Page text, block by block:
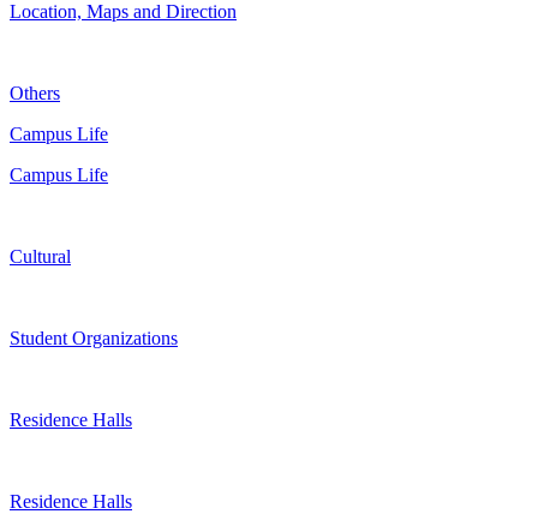
Location, Maps and Direction
Others
Campus Life
Campus Life
Cultural
Student Organizations
Residence Halls
Residence Halls